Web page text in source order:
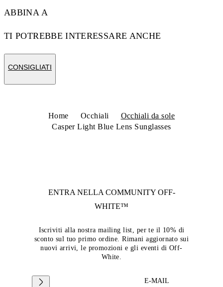
ABBINA A
TI POTREBBE INTERESSARE ANCHE
CONSIGLIATI
Home Occhiali
Occhiali da sole
Casper Light Blue Lens Sunglasses
ENTRA NELLA COMMUNITY OFF-
WHITE™
Iscriviti alla nostra mailing list, per te il 10% di
sconto sul tuo primo ordine. Rimani aggiornato sui
nuovi arrivi, le promozioni e gli eventi di Off-
White.
E-MAIL